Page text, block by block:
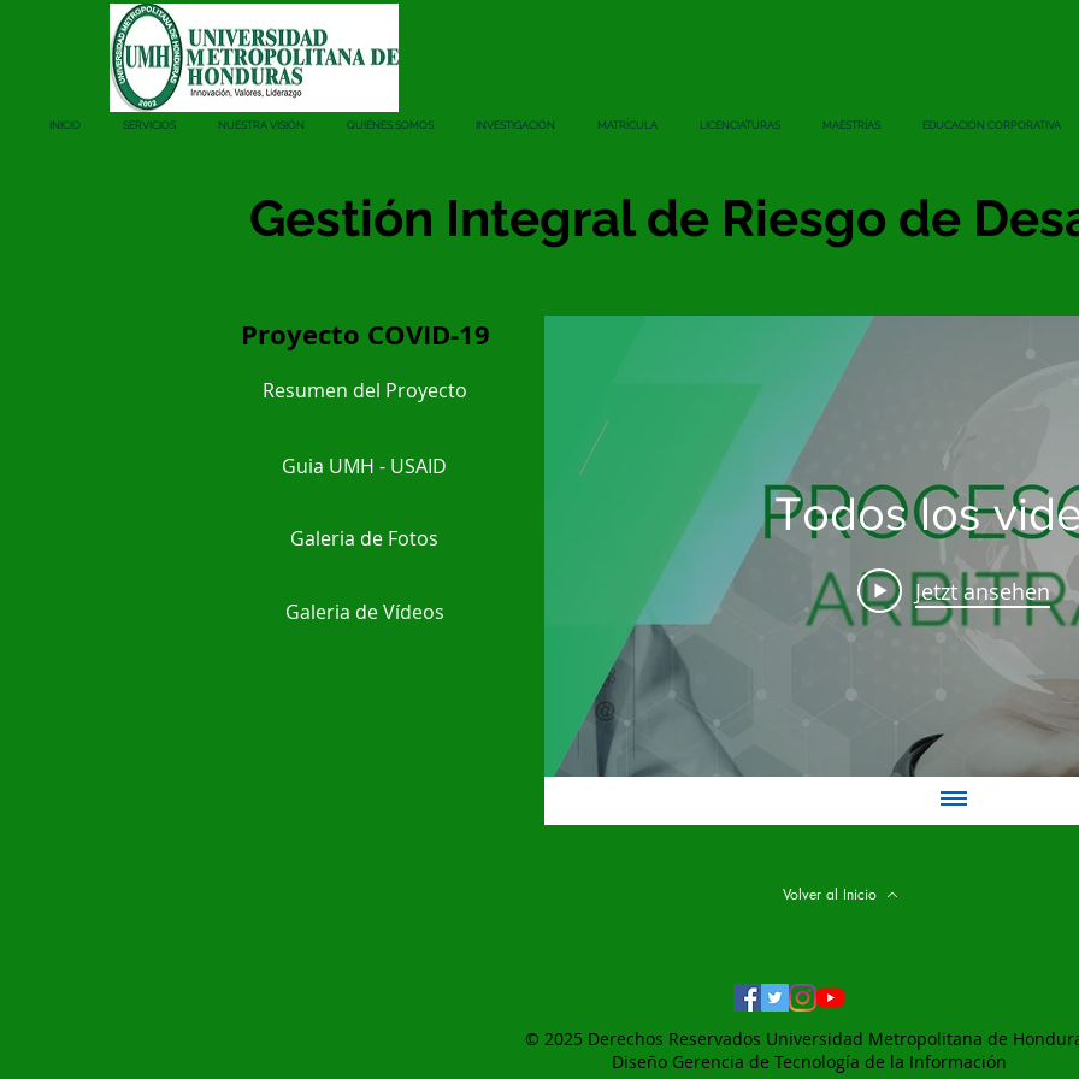
INICIO SERVICIOS NUESTRA VISIÓN QUIÉNES SOMOS INVESTIGACIÓN MATRÍCULA LICENCIATURAS MAESTRÍAS EDUCACIÓN CORPORATIVA
Gestión Integral de Riesgo de
Proyecto COVID-19
Resumen del Proyecto
Guia UMH - USAID
Galeria de Fotos
Galeria de Vídeos
Todos los
Jetzt ansehen
Volver al Inicio
© 2025 Derechos Reservados Universidad Metropolitana de
Diseño Gerencia de Tecnología de la Información